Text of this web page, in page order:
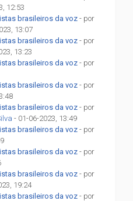
12:53
brasileiros da voz - por
13:07
brasileiros da voz - por
13:23
brasileiros da voz - por
brasileiros da voz - por
brasileiros da voz - por
- 01-06-2023, 13:49
brasileiros da voz - por
brasileiros da voz - por
brasileiros da voz - por
19:24
brasileiros da voz - por